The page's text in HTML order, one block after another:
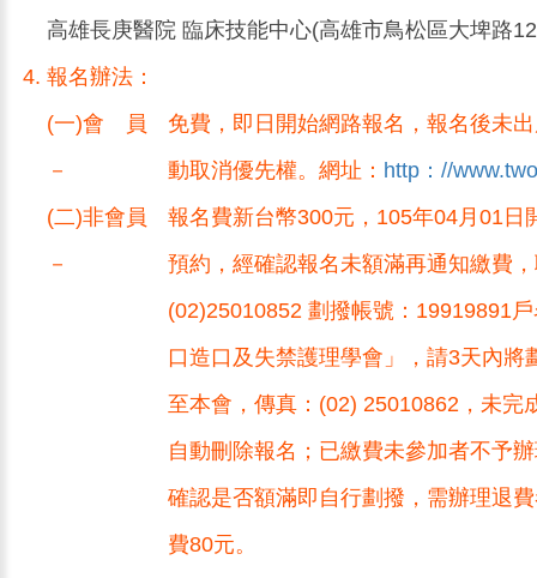
高雄長庚醫院 臨床技能中心(高雄市鳥松區大埤路
報名辦法：
(一)會 員
－
免費，即日開始網路報名，報名後未
動取消優先權。網址： http：//
(二)非會員
－
報名費新台幣300元，105年04月01日
預約，經確認報名未額滿再通知繳費
(02)25010852 劃撥帳號：19919891
口造口及失禁護理學會」，請3天內將
至本會，傳真：(02) 25010862，未完
自動刪除報名；已繳費未參加者不予
確認是否額滿即自行劃撥，需辦理退
費80元。